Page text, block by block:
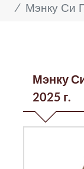
Мэнку Си
Мэнку
2025 г.